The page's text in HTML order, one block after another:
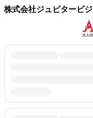
株式会社ジュピタービ